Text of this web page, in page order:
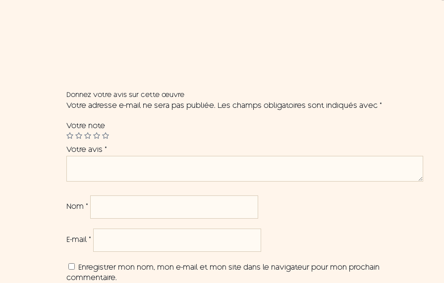
Donnez votre avis sur cette œuvre
Votre adresse e-mail ne sera pas publiée. Les champs obligatoires sont indiqués avec *
Votre note
Votre avis *
Nom *
E-mail *
Enregistrer mon nom, mon e-mail et mon site dans le navigateur pour mon prochain
commentaire.